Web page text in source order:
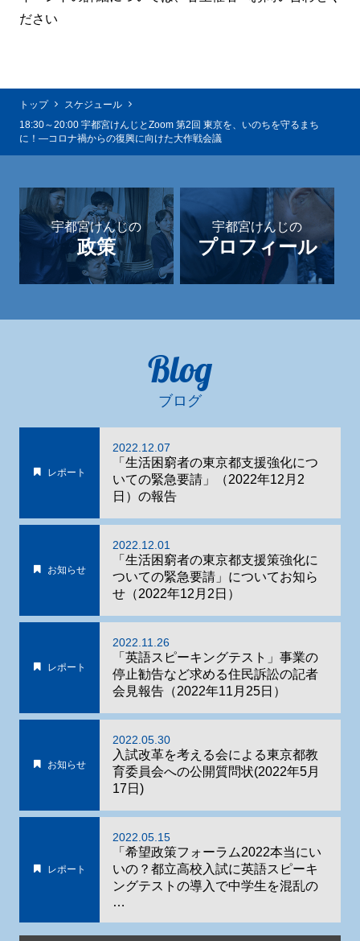
ださい
トップ
スケジュール
18:30～20:00 宇都宮けんじとZoom 第2回 東京を、いのちを守るまち
に！―コロナ禍からの復興に向けた大作戦会議
宇都宮けんじの
政策
宇都宮けんじの
プロフィール
Blog
ブログ
レポート
2022.12.07
「生活困窮者の東京都支援強化につ
いての緊急要請」（2022年12月2
日）の報告
お知らせ
2022.12.01
「生活困窮者の東京都支援策強化に
ついての緊急要請」についてお知ら
せ（2022年12月2日）
レポート
2022.11.26
「英語スピーキングテスト」事業の
停止勧告など求める住民訴訟の記者
会見報告（2022年11月25日）
お知らせ
2022.05.30
入試改革を考える会による東京都教
育委員会への公開質問状(2022年5月
17日)
レポート
2022.05.15
「希望政策フォーラム2022本当にい
いの？都立高校入試に英語スピーキ
ングテストの導入で中学生を混乱の
…